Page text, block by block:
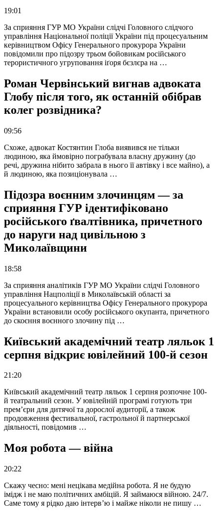
19:01
За сприяння ГУР МО України слідчі Головного слідчого
управління Національної поліції України під процесуальним
керівництвом Офісу Генерального прокурора України
повідомили про підозру трьом бойовикам російського
терористичного угруповання іґоря бєзлєра на …
Роман Червінський вигнав адвоката
Глобу після того, як останній обібрав
колег розвідника?
09:56
Схоже, адвокат Костянтин Глоба виявився не тільки
людиною, яка ймовірно пограбувала власну дружину (до
речі, дружина нібито забрала в нього її автівку і все майно), а
й людиною, яка позиціонувала …
Підозра воєнним злочинцям — за
сприяння ГУР ідентифіковано
російського ґвалтівника, причетного
до наруги над цивільною з
Миколаївщини
18:58
За сприяння аналітиків ГУР МО України слідчі Головного
управління Нацполіції в Миколаївській області за
процесуального керівництва Офісу Генерального прокурора
України встановили особу російського окупанта, причетного
до скоєння воєнного злочину під …
Київський академічний театр ляльок 1
серпня відкриє ювілейний 100-й сезон
21:20
Київський академічний театр ляльок 1 серпня розпочне 100-
й театральний сезон. У ювілейній програмі готують три
прем’єри для дитячої та дорослої аудиторії, а також
продовження фестивальної, гастрольної й партнерської
діяльності, повідомив …
Моя робота — війна
20:22
Скажу чесно: мені нецікава медійна робота. Я не будую
імідж і не маю політичних амбіцій. Я займаюся війною. 24/7.
Саме тому я рідко даю інтерв’ю і майже ніколи не пишу …